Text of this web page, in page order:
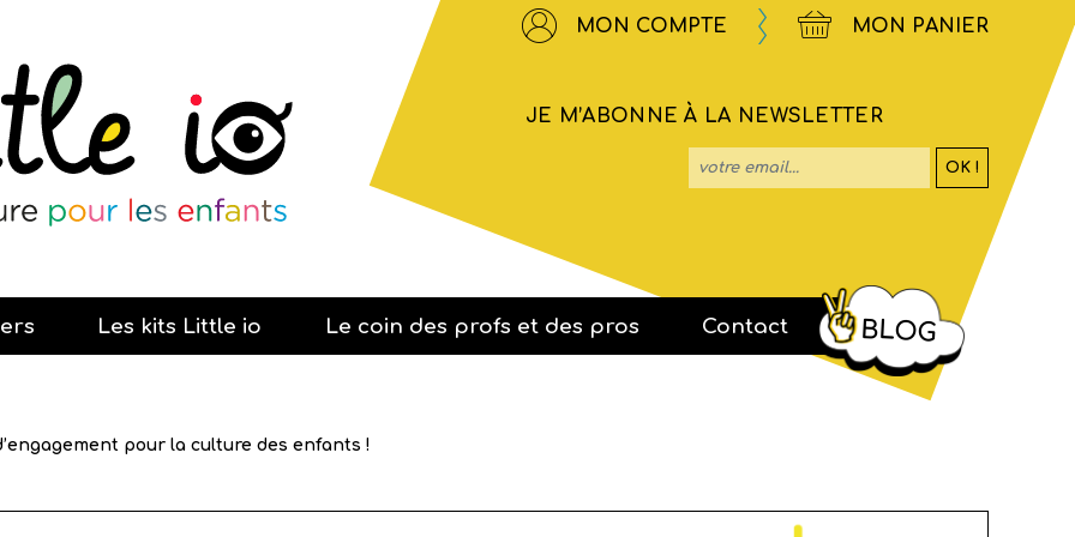
MON COMPTE MON PANIER
JE M’ABONNE À LA NEWSLETTER
OK !
Les kits Little io Le coin des profs et des pros Contact BLOG
pour la culture des enfants !